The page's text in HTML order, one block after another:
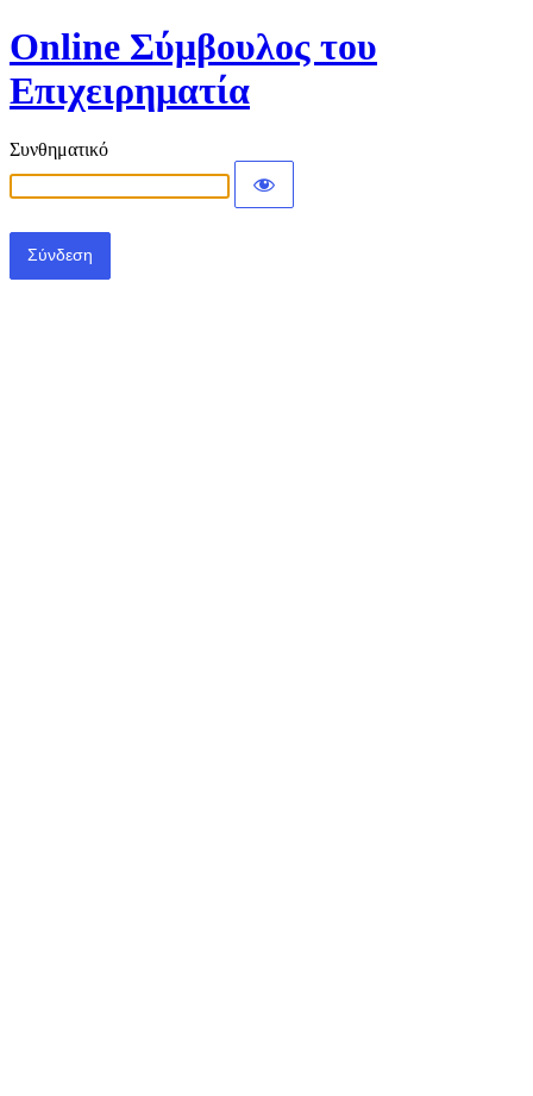
Online Σύμβουλος του
Επιχειρηματία
Συνθηματικό